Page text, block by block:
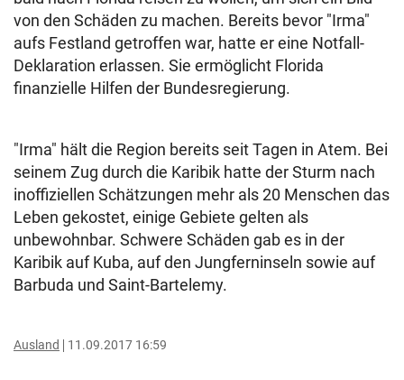
von den Schäden zu machen. Bereits bevor "Irma"
aufs Festland getroffen war, hatte er eine Notfall-
Deklaration erlassen. Sie ermöglicht Florida
finanzielle Hilfen der Bundesregierung.
"Irma" hält die Region bereits seit Tagen in Atem. Bei
seinem Zug durch die Karibik hatte der Sturm nach
inoffiziellen Schätzungen mehr als 20 Menschen das
Leben gekostet, einige Gebiete gelten als
unbewohnbar. Schwere Schäden gab es in der
Karibik auf Kuba, auf den Jungferninseln sowie auf
Barbuda und Saint-Bartelemy.
Ausland 11.09.2017 16:59